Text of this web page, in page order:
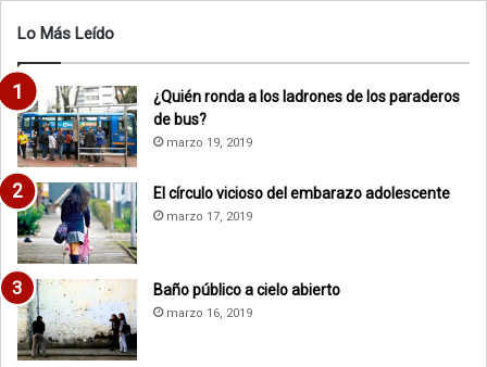
Lo Más Leído
¿Quién ronda a los ladrones de los paraderos
de bus?
marzo 19, 2019
El círculo vicioso del embarazo adolescente
marzo 17, 2019
Baño público a cielo abierto
marzo 16, 2019